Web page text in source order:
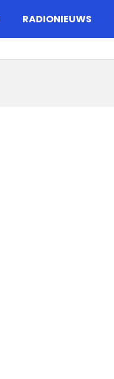
RADIONIEUWS